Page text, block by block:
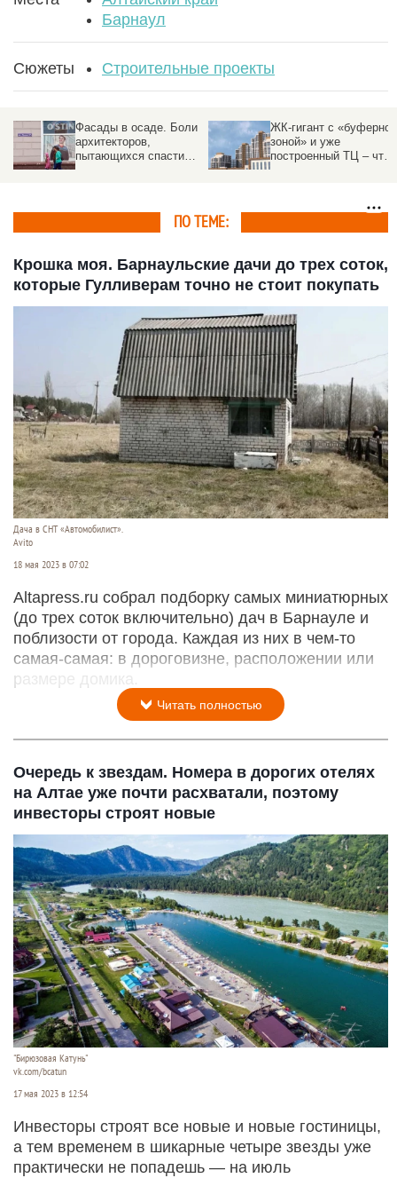
Барнаул
Сюжеты Строительные проекты
Фасады в осаде. Боли
архитекторов,
пытающихся спасти
ЖК-гигант с «буферной
зоной» и уже
построенный ТЦ – что
ПО ТЕМЕ:
Крошка моя. Барнаульские дачи до трех соток,
которые Гулливерам точно не стоит покупать
Дача в СНТ «Автомобилист».
Avito
18 мая 2023 в 07:02
Altapress.ru собрал подборку самых миниатюрных
(до трех соток включительно) дач в Барнауле и
поблизости от города. Каждая из них в чем-то
самая-самая: в дороговизне, расположении или
размере домика.
Читать полностью
Очередь к звездам. Номера в дорогих отелях
на Алтае уже почти расхватали, поэтому
инвесторы строят новые
"Бирюзовая Катунь"
vk.com/bcatun
17 мая 2023 в 12:54
Инвесторы строят все новые и новые гостиницы,
а тем временем в шикарные четыре звезды уже
практически не попадешь — на июль